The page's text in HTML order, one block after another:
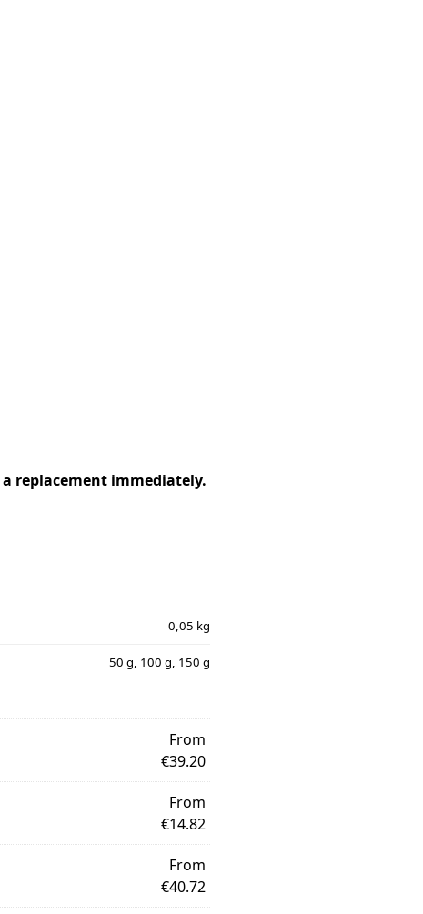
a replacement immediately.
0,05 kg
50 g, 100 g, 150 g
From
€39.20
From
€14.82
From
€40.72